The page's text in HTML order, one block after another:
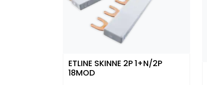
ETLINE SKINNE 2P 1+N/2P
18MOD